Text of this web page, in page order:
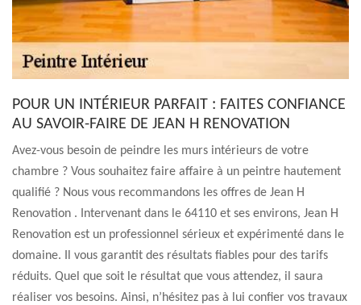
POUR UN INTÉRIEUR PARFAIT : FAITES CONFIANCE
AU SAVOIR-FAIRE DE JEAN H RENOVATION
Avez-vous besoin de peindre les murs intérieurs de votre
chambre ? Vous souhaitez faire affaire à un peintre hautement
qualifié ? Nous vous recommandons les offres de Jean H
Renovation . Intervenant dans le 64110 et ses environs, Jean H
Renovation est un professionnel sérieux et expérimenté dans le
domaine. Il vous garantit des résultats fiables pour des tarifs
réduits. Quel que soit le résultat que vous attendez, il saura
réaliser vos besoins. Ainsi, n’hésitez pas à lui confier vos travaux